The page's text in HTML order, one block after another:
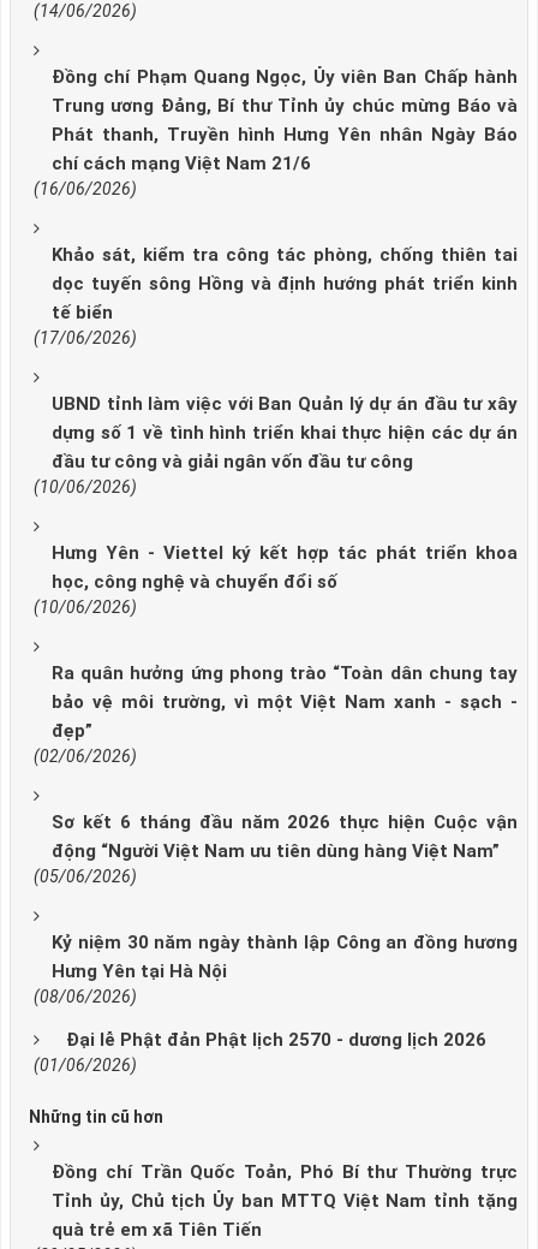
(14/06/2026)
Đồng chí Phạm Quang Ngọc, Ủy viên Ban Chấp hành
Trung ương Đảng, Bí thư Tỉnh ủy chúc mừng Báo và
Phát thanh, Truyền hình Hưng Yên nhân Ngày Báo
chí cách mạng Việt Nam 21/6
(16/06/2026)
Khảo sát, kiểm tra công tác phòng, chống thiên tai
dọc tuyến sông Hồng và định hướng phát triển kinh
tế biển
(17/06/2026)
UBND tỉnh làm việc với Ban Quản lý dự án đầu tư xây
dựng số 1 về tình hình triển khai thực hiện các dự án
đầu tư công và giải ngân vốn đầu tư công
(10/06/2026)
Hưng Yên - Viettel ký kết hợp tác phát triển khoa
học, công nghệ và chuyển đổi số
(10/06/2026)
Ra quân hưởng ứng phong trào “Toàn dân chung tay
bảo vệ môi trường, vì một Việt Nam xanh - sạch -
đẹp”
(02/06/2026)
Sơ kết 6 tháng đầu năm 2026 thực hiện Cuộc vận
động “Người Việt Nam ưu tiên dùng hàng Việt Nam”
(05/06/2026)
Kỷ niệm 30 năm ngày thành lập Công an đồng hương
Hưng Yên tại Hà Nội
(08/06/2026)
Đại lễ Phật đản Phật lịch 2570 - dương lịch 2026
(01/06/2026)
Những tin cũ hơn
Đồng chí Trần Quốc Toản, Phó Bí thư Thường trực
Tỉnh ủy, Chủ tịch Ủy ban MTTQ Việt Nam tỉnh tặng
quà trẻ em xã Tiên Tiến